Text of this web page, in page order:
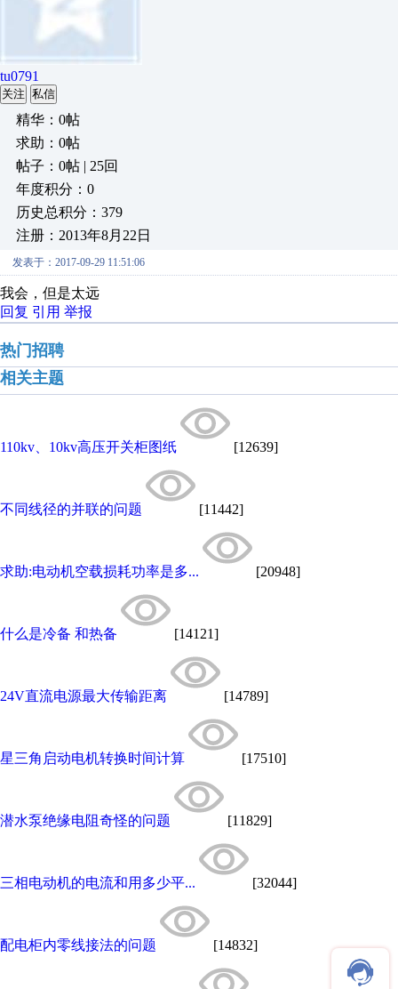
tu0791
关注 私信
精华：0帖
求助：0帖
帖子：0帖 | 25回
年度积分：0
历史总积分：379
注册：2013年8月22日
发表于：2017-09-29 11:51:06
我会，但是太远
回复 引用 举报
热门招聘
相关主题
110kv、10kv高压开关柜图纸 [12639]
不同线径的并联的问题 [11442]
求助:电动机空载损耗功率是多... [20948]
什么是冷备 和热备 [14121]
24V直流电源最大传输距离 [14789]
星三角启动电机转换时间计算 [17510]
潜水泵绝缘电阻奇怪的问题 [11829]
三相电动机的电流和用多少平... [32044]
配电柜内零线接法的问题 [14832]